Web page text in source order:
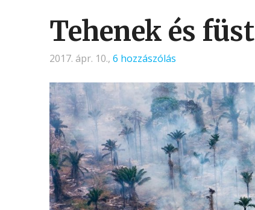
Tehenek és füst
2017. ápr. 10., 6 hozzászólás